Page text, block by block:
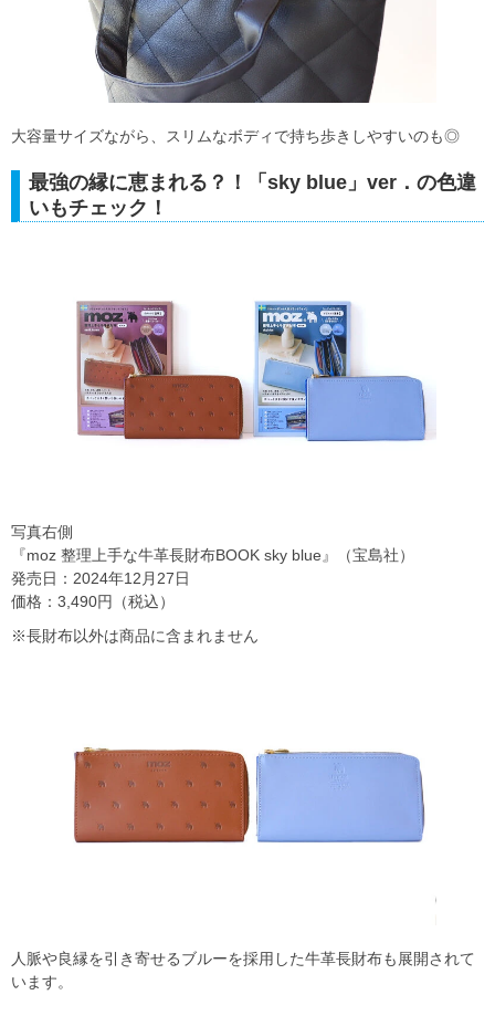
大容量サイズながら、スリムなボディで持ち歩きしやすいのも◎
最強の縁に恵まれる？！「sky blue」ver．の色違
いもチェック！
写真右側
『moz 整理上手な牛革長財布BOOK sky blue』（宝島社）
発売日：2024年12月27日
価格：3,490円（税込）
※長財布以外は商品に含まれません
人脈や良縁を引き寄せるブルーを採用した牛革長財布も展開されて
います。